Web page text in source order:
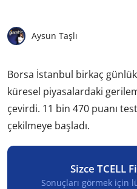
Aysun Taşlı
Borsa İstanbul birkaç
küresel piyasalardaki
çevirdi. 11 bin 470 puanı
çekilmeye başladı.
Sizce TCELL
Sonuçları görmek için